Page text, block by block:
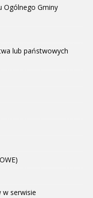
Ogólnego Gminy
lub państwowych
w serwisie